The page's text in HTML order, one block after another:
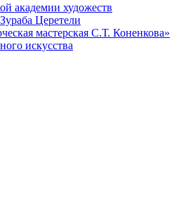
академии художеств
Церетели
мастерская С.Т. Коненкова»
искусства